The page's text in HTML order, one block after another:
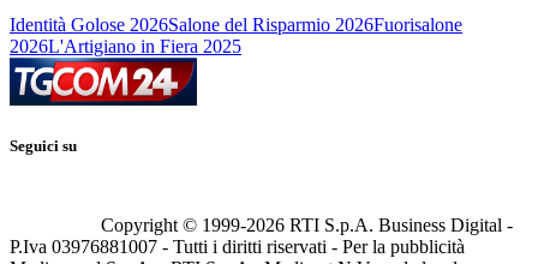
Identità Golose 2026Salone del Risparmio 2026Fuorisalone
2026L'Artigiano in Fiera 2025
Seguici su
Copyright © 1999-2026 RTI S.p.A. Business Digital -
P.Iva 03976881007 - Tutti i diritti riservati - Per la pubblicità